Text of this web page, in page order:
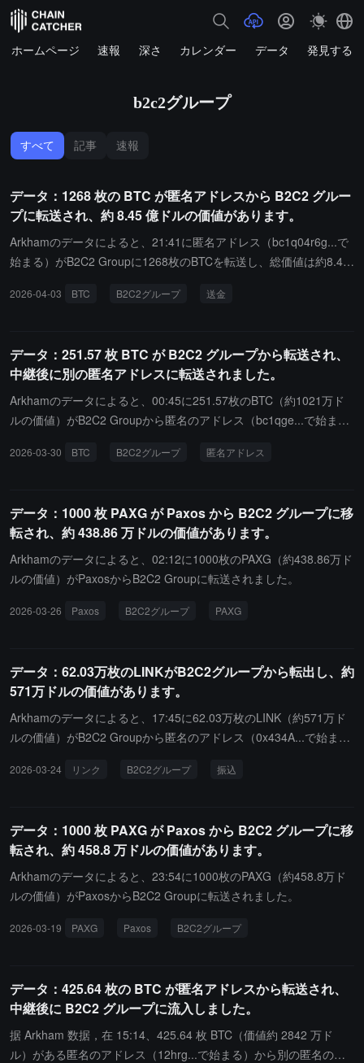
ホームページ 速報 深さ カレンダー データ 発見する
b2c2グループ
すべて 記事 速報
データ：1268 枚の BTC が匿名アドレスから B2C2 グルー
プに転送され、約 8.45 億ドルの価値があります。
Arkhamのデータによると、21:41に匿名アドレス（bc1q04r6g...で
始まる）がB2C2 Groupに1268枚のBTCを転送し、総価値は約8.45
（約1846.57万ドルの価値）260枚のBTC（約1733.24万ドルの価
2026-04-03 BTC B2C2グループ 送金
データ：251.57 枚 BTC が B2C2 グループから転送され、
中継後に別の匿名アドレスに転送されました。
Arkhamのデータによると、00:45に251.57枚のBTC（約1021万ド
ルの価値）がB2C2 Groupから匿名のアドレス（bc1qge...で始ま
2026-03-30 BTC B2C2グループ 匿名アドレス
データ：1000 枚 PAXG が Paxos から B2C2 グループに移
転され、約 438.86 万ドルの価値があります。
Arkhamのデータによると、02:12に1000枚のPAXG（約438.86万ド
ルの価値）がPaxosからB2C2 Groupに転送されました。
2026-03-26 Paxos B2C2グループ PAXG
データ：62.03万枚のLINKがB2C2グループから転出し、約
571万ドルの価値があります。
Arkhamのデータによると、17:45に62.03万枚のLINK（約571万ド
ルの価値）がB2C2 Groupから匿名のアドレス（0x434A...で始ま
2026-03-24 リンク B2C2グループ 振込
データ：1000 枚 PAXG が Paxos から B2C2 グループに移
転され、約 458.8 万ドルの価値があります。
Arkhamのデータによると、23:54に1000枚のPAXG（約458.8万ド
ルの価値）がPaxosからB2C2 Groupに転送されました。
2026-03-19 PAXG Paxos B2C2グループ
データ：425.64 枚の BTC が匿名アドレスから転送され、
中継後に B2C2 グループに流入しました。
据 Arkham 数据，在 15:14、425.64 枚 BTC（価値約 2842 万ド
ル）がある匿名のアドレス（12hrg...で始まる）から別の匿名のア